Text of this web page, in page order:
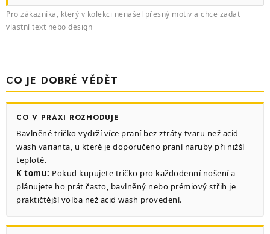
Pro zákazníka, který v kolekci nenašel přesný motiv a chce zadat
vlastní text nebo design
CO JE DOBRÉ VĚDĚT
CO V PRAXI ROZHODUJE
Bavlněné tričko vydrží více praní bez ztráty tvaru než acid
wash varianta, u které je doporučeno praní naruby při nižší
teplotě.
K tomu: Pokud kupujete tričko pro každodenní nošení a
plánujete ho prát často, bavlněný nebo prémiový střih je
praktičtější volba než acid wash provedení.